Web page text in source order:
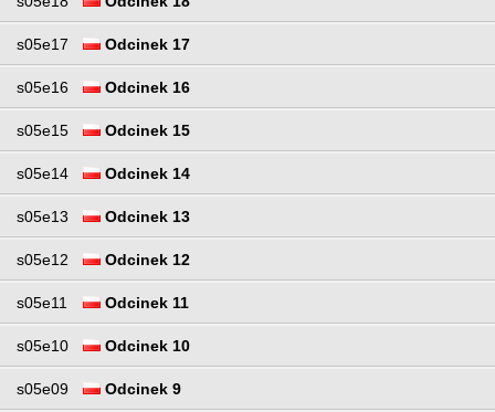
s05e17 Odcinek 17
s05e16 Odcinek 16
s05e15 Odcinek 15
s05e14 Odcinek 14
s05e13 Odcinek 13
s05e12 Odcinek 12
s05e11 Odcinek 11
s05e10 Odcinek 10
s05e09 Odcinek 9